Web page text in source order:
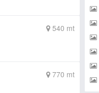
540 mt
770 mt